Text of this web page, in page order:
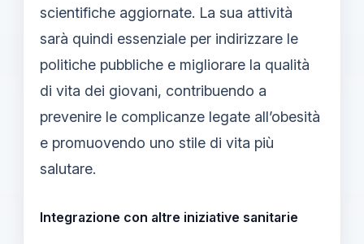
scientifiche aggiornate. La sua attività
sarà quindi essenziale per indirizzare le
politiche pubbliche e migliorare la qualità
di vita dei giovani, contribuendo a
prevenire le complicanze legate all’obesità
e promuovendo uno stile di vita più
salutare.
Integrazione con altre iniziative sanitarie